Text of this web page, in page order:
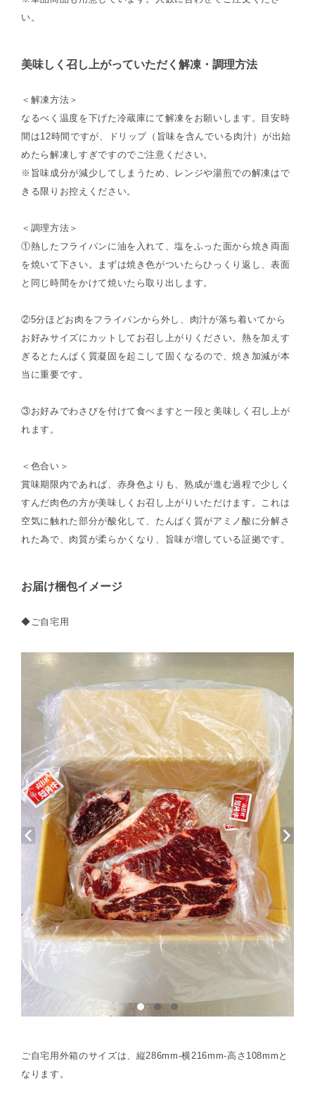
い。
美味しく召し上がっていただく解凍・調理方法
＜解凍方法＞
なるべく温度を下げた冷蔵庫にて解凍をお願いします。目安時
間は12時間ですが、ドリップ（旨味を含んでいる肉汁）が出始
めたら解凍しすぎですのでご注意ください。
※旨味成分が減少してしまうため、レンジや湯煎での解凍はで
きる限りお控えください。
＜調理方法＞
①熱したフライパンに油を入れて、塩をふった面から焼き両面
を焼いて下さい。まずは焼き色がついたらひっくり返し、表面
と同じ時間をかけて焼いたら取り出します。
②5分ほどお肉をフライパンから外し、肉汁が落ち着いてから
お好みサイズにカットしてお召し上がりください。熱を加えす
ぎるとたんぱく質凝固を起こして固くなるので、焼き加減が本
当に重要です。
③お好みでわさびを付けて食べますと一段と美味しく召し上が
れます。
＜色合い＞
賞味期限内であれば、赤身色よりも、熟成が進む過程で少しく
すんだ肉色の方が美味しくお召し上がりいただけます。これは
空気に触れた部分が酸化して、たんぱく質がアミノ酸に分解さ
れた為で、肉質が柔らかくなり、旨味が増している証拠です。
お届け梱包イメージ
◆ご自宅用
ご自宅用外箱のサイズは、縦286mm-横216mm-高さ108mmと
なります。